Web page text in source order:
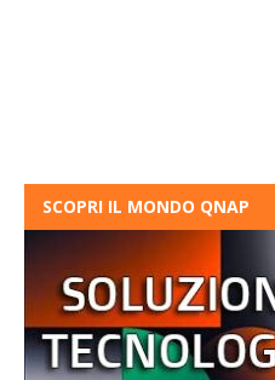
SCOPRI IL MONDO QNAP